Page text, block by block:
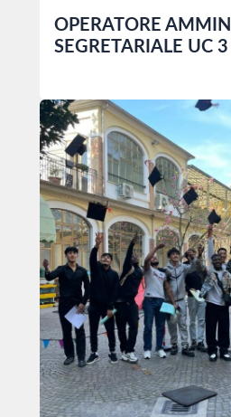
OPERATORE
SEGRETARIALE UC